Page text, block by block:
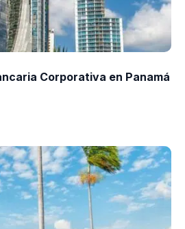
Corporativa en Panamá